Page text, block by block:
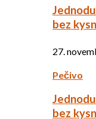
bez
27.
Pečivo
bez